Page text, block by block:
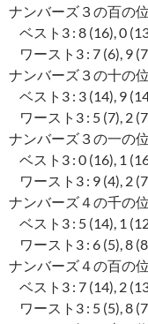
ナンバーズ３の百の
ベスト3 : 8 (16), 0
ワースト3 : 7 (6), 9
ナンバーズ３の十の
ベスト3 : 3 (14), 9
ワースト3 : 5 (7), 2
ナンバーズ３の一の
ベスト3 : 0 (16), 1
ワースト3 : 9 (4), 2
ナンバーズ４の千の
ベスト3 : 5 (14), 1
ワースト3 : 6 (5), 8
ナンバーズ４の百の
ベスト3 : 7 (14), 2
ワースト3 : 5 (5), 8